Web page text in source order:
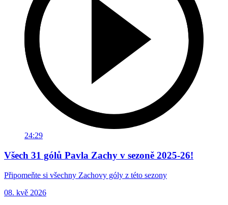
24:29
Všech 31 gólů Pavla Zachy v sezoně 2025-26!
Připomeňte si všechny Zachovy góly z této sezony
08. kvě 2026